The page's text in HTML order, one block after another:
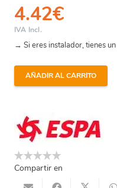
4.42€
IVA Incl.
→ Si eres instalador, tienes
Filtro
Espa
-
Difusor
cantidad
AÑADIR AL CARRITO
Compartir en